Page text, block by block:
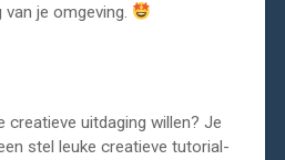
je omgeving.
creatieve uitdaging willen? Je
stel leuke creatieve tutorial-